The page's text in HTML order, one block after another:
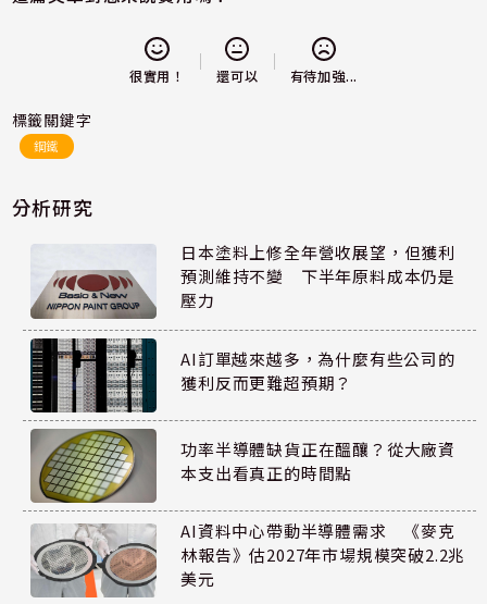
很實用！ 還可以 有待加強...
標籤關鍵字
鋼鐵
分析研究
日本塗料上修全年營收展望，但獲利
預測維持不變 下半年原料成本仍是
壓力
AI訂單越來越多，為什麼有些公司的
獲利反而更難超預期？
功率半導體缺貨正在醞釀？從大廠資
本支出看真正的時間點
AI資料中心帶動半導體需求 《麥克
林報告》估2027年市場規模突破2.2兆
美元